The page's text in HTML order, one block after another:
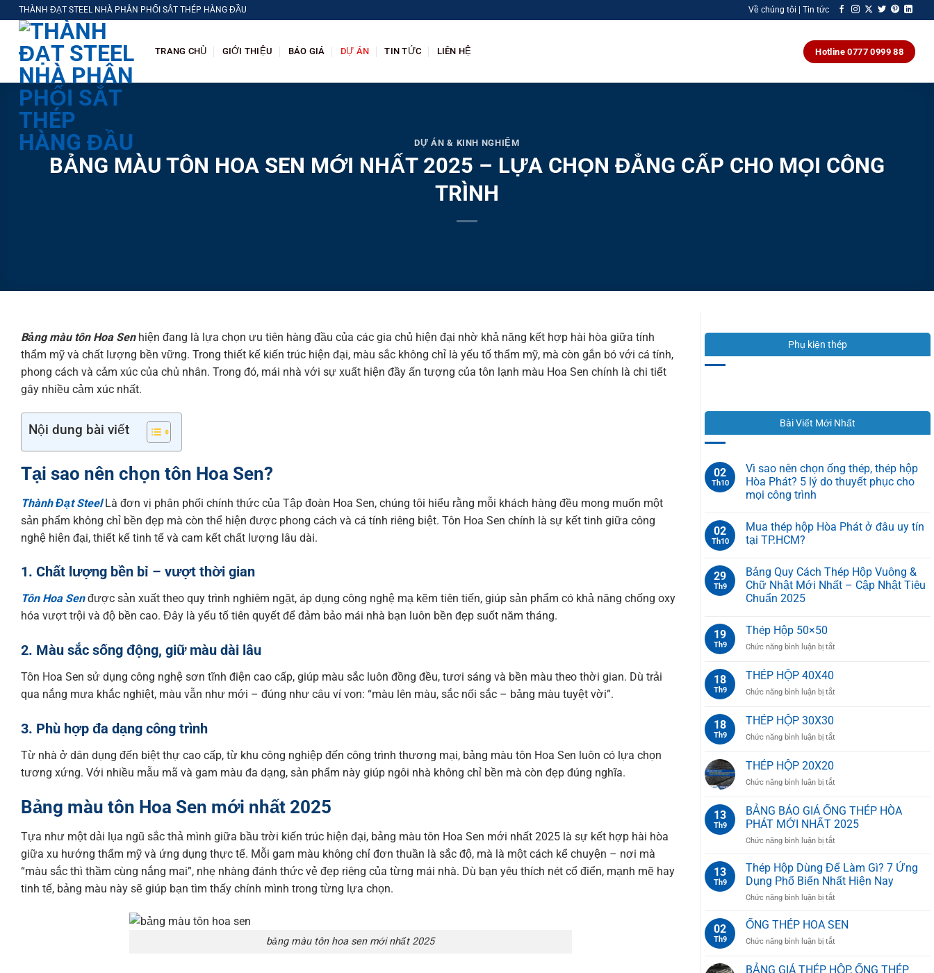
Chuyển
dung
THÀNH ĐẠT STEEL NHÀ PHÂN PHỐI SẮT THÉP HÀNG ĐẦU Về chúng tôi | Tin tức
TRANG CHỦ GIỚI THIỆU BÁO GIÁ DỰ ÁN TIN TỨC LIÊN HỆ Hotline 0777 0999 88
DỰ ÁN & KINH NGHIỆM
BẢNG MÀU TÔN HOA SEN MỚI NHẤT 2025 – LỰA CHỌN ĐẲNG CẤP CHO MỌI CÔNG
TRÌNH
Bảng màu tôn Hoa Senhiện đang là lựa chọn ưu tiên hàng đầu của các gia chủ hiện đại nhờ khả năng kết hợp hài hòa giữa tính
thẩm mỹ và chất lượng bền vững. Trong thiết kế kiến trúc hiện đại, màu sắc không chỉ là yếu tố thẩm mỹ, mà còn gắn bó với cá tính,
phong cách và cảm xúc của chủ nhân. Trong đó, mái nhà với sự xuất hiện đầy ấn tượng của tôn lạnh màu Hoa Sen chính là chi tiết
gây nhiều cảm xúc nhất.
Nội dung bài viết
Tại sao nên chọn tôn Hoa Sen?
Thành Đạt SteelLà đơn vị phân phối chính thức của Tập đoàn Hoa Sen, chúng tôi hiểu rằng mỗi khách hàng đều mong muốn một
sản phẩm không chỉ bền đẹp mà còn thể hiện được phong cách và cá tính riêng biệt. Tôn Hoa Sen chính là sự kết tinh giữa công
nghệ hiện đại, thiết kế tinh tế và cam kết chất lượng lâu dài.
1. Chất lượng bền bỉ – vượt thời gian
Tôn Hoa Senđược sản xuất theo quy trình nghiêm ngặt, áp dụng công nghệ mạ kẽm tiên tiến, giúp sản phẩm có khả năng chống oxy
hóa vượt trội và độ bền cao. Đây là yếu tố tiên quyết để đảm bảo mái nhà bạn luôn bền đẹp suốt năm tháng.
2. Màu sắc sống động, giữ màu dài lâu
Tôn Hoa Sen sử dụng công nghệ sơn tĩnh điện cao cấp, giúp màu sắc luôn đồng đều, tươi sáng và bền màu theo thời gian. Dù trải
qua nắng mưa khắc nghiệt, màu vẫn như mới – đúng như câu ví von: “màu lên màu, sắc nối sắc – bảng màu tuyệt vời”.
3. Phù hợp đa dạng công trình
Từ nhà ở dân dụng đến biệt thự cao cấp, từ khu công nghiệp đến công trình thương mại, bảng màu tôn Hoa Sen luôn có lựa chọn
tương xứng. Với nhiều mẫu mã và gam màu đa dạng, sản phẩm này giúp ngôi nhà không chỉ bền mà còn đẹp đúng nghĩa.
Bảng màu tôn Hoa Sen mới nhất 2025
Tựa như một dải lụa ngũ sắc thả mình giữa bầu trời kiến trúc hiện đại, bảng màu tôn Hoa Sen mới nhất 2025 là sự kết hợp hài hòa
giữa xu hướng thẩm mỹ và ứng dụng thực tế. Mỗi gam màu không chỉ đơn thuần là sắc độ, mà là một cách kể chuyện – nơi mà
“màu sắc thì thầm cùng nắng mai”, nhẹ nhàng đánh thức vẻ đẹp riêng của từng mái nhà. Dù bạn yêu thích nét cổ điển, mạnh mẽ hay
tinh tế, bảng màu này sẽ giúp bạn tìm thấy chính mình trong từng lựa chọn.
bảng màu tôn hoa sen mới nhất 2025
Phụ kiện thép
Bài Viết Mới Nhất
02
Th10
Vì sao nên chọn ống thép, thép hộp
Hòa Phát? 5 lý do thuyết phục cho
mọi công trình
02
Th10
Mua thép hộp Hòa Phát ở đâu uy tín
tại TP.HCM?
29
Th9
Bảng Quy Cách Thép Hộp Vuông &
Chữ Nhật Mới Nhất – Cập Nhật Tiêu
Chuẩn 2025
19
Th9
Thép Hộp 50×50
Chức năng bình luận bị tắt
18
Th9
THÉP HỘP 40X40
Chức năng bình luận bị tắt
18
Th9
THÉP HỘP 30X30
Chức năng bình luận bị tắt
THÉP HỘP 20X20
Chức năng bình luận bị tắt
HỘP
20X20
13
Th9
BẢNG BÁO GIÁ ỐNG THÉP HÒA
PHÁT MỚI NHẤT 2025
Chức năng bình luận bị tắt
BÁO
GIÁ
ỐNG
THÉP
PHÁT
NHẤT
13
Th9
Thép Hộp Dùng Để Làm Gì? 7 Ứng
Dụng Phổ Biến Nhất Hiện Nay
Chức năng bình luận bị tắt
Hộp
Để
Gì?
02
Th9
ỐNG THÉP HOA SEN
Chức năng bình luận bị tắt
THÉP
BẢNG GIÁ THÉP HỘP, ỐNG THÉP